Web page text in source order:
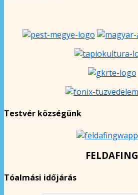
Testvér községünk
FELDAFING
Tóalmási időjárás